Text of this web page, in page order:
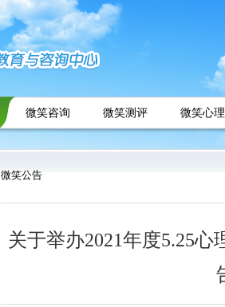
微笑咨询 微笑测评 微笑心理
微笑公告
关于举办2021年度5.25